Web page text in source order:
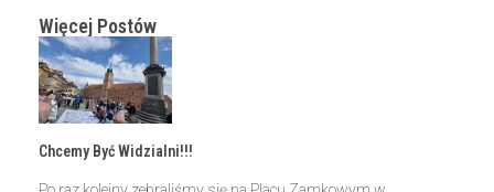
Więcej Postów
Chcemy Być Widzialni!!!